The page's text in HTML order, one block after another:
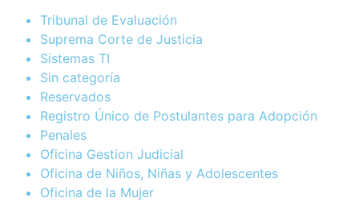
Tribunal de Evaluación
Suprema Corte de Justicia
Sistemas TI
Sin categoría
Reservados
Registro Único de Postulantes para Adopción
Penales
Oficina Gestion Judicial
Oficina de Niños, Niñas y Adolescentes
Oficina de la Mujer